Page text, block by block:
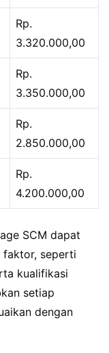
Rp.
3.320.000,00
Rp.
3.350.000,00
Rp.
2.850.000,00
Rp.
4.200.000,00
SCM dapat
faktor, seperti
kualifikasi
setiap
dengan